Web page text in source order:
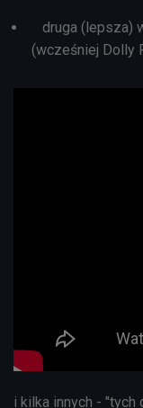
druga (lepsza)
(wcześniej Dolly
i kilka innych - "tych